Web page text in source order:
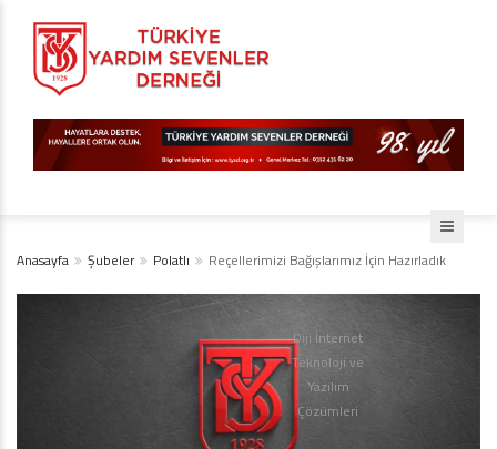
Anasayfa Şubeler Polatlı Reçellerimizi Bağışlarımız İçin Hazırladık
Diji İnternet
Teknoloji ve
Yazılım
Çözümleri